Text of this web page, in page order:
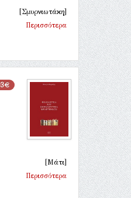
[Σμυρνιωτάκη]
Περισσότερα
[Μάτι]
Περισσότερα